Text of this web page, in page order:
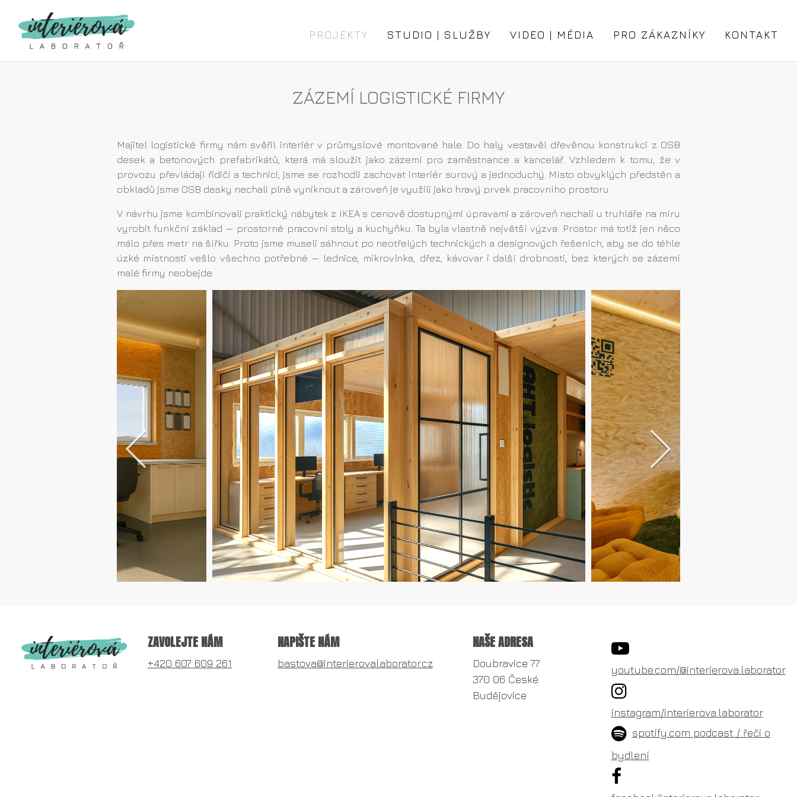
PROJEKTY STUDIO | SLUŽBY VIDEO | MÉDIA PRO ZÁKAZNÍKY KONTAKT
ZÁZEMÍ LOGISTICKÉ FIRMY
Majitel logistické firmy nám svěřil interiér v průmyslové montované hale. Do haly vestavěl dřevěnou konstrukci z OSB
desek a betonových prefabrikátů, která má sloužit jako zázemí pro zaměstnance a kancelář. Vzhledem k tomu, že v
provozu převládají řidiči a technici, jsme se rozhodli zachovat interiér surový a jednoduchý. Místo obvyklých předstěn a
obkladů jsme OSB desky nechali plně vyniknout a zároveň je využili jako hravý prvek pracovního prostoru.
V návrhu jsme kombinovali praktický nábytek z IKEA s cenově dostupnými úpravami a zároveň nechali u truhláře na míru
vyrobit funkční základ — prostorné pracovní stoly a kuchyňku. Ta byla vlastně největší výzva. Prostor má totiž jen něco
málo přes metr na šířku. Proto jsme museli sáhnout po neotřelých technických a designových řešeních, aby se do téhle
úzké místnosti vešlo všechno potřebné — lednice, mikrovlnka, dřez, kávovar i další drobnosti, bez kterých se zázemí
malé firmy neobejde.
ZAVOLEJTE NÁM
+420 607 609 261
NAPIŠTE NÁM
bastova@interierovalaborator.cz
NAŠE ADRESA
Doubravice 77
370 06 České
Budějovice
youtube.com/@interierova.laborator
instagram/interierova.laborator
spotify.com podcast / řeči o
bydlení